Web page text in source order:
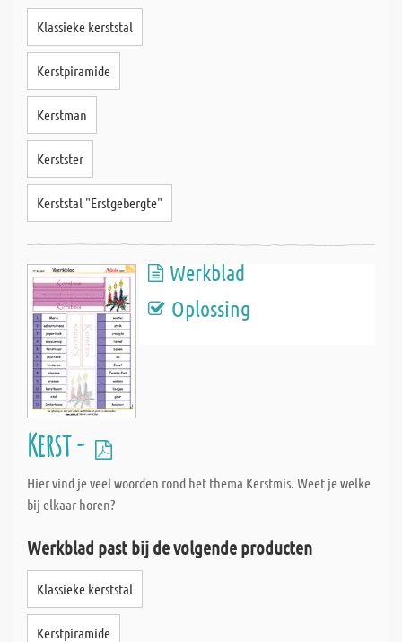
Klassieke kerststal
Kerstpiramide
Kerstman
Kerstster
Kerststal "Erstgebergte"
Werkblad
Oplossing
Kerst -
Hier vind je veel woorden rond het thema Kerstmis. Weet je welke
bij elkaar horen?
Werkblad past bij de volgende producten
Klassieke kerststal
Kerstpiramide